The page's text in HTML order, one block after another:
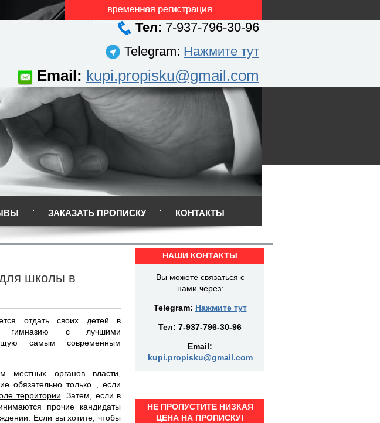
Тел: 7-937-796-30-96
Telegram: Нажмите тут
Email: kupi.propisku@gmail.com
ЗАКАЗАТЬ ПРОПИСКУ КОНТАКТЫ
школы в
отдать своих детей в
гимназию с лучшими
самым современным
местных органов власти,
обязательно только , если
территории . Затем, если в
прочие кандидаты
Если вы хотите, чтобы
НАШИ КОНТАКТЫ
Вы можете связаться с
нами через:
Telegram: Нажмите тут
Тел: 7-937-796-30-96
Email:
kupi.propisku@gmail.com
НЕ ПРОПУСТИТЕ НИЗКАЯ
ЦЕНА НА ПРОПИСКУ!